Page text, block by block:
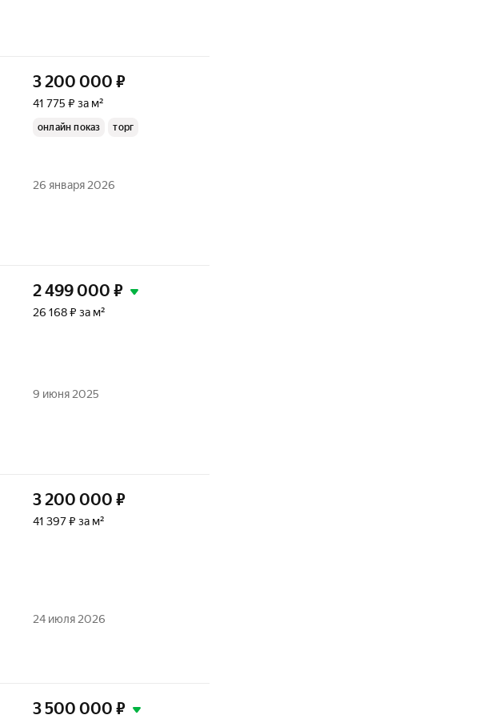
3 200 000 ₽
41 775 ₽ за м²
онлайн показ торг
26 января 2026
2 499 000 ₽
26 168 ₽ за м²
9 июня 2025
3 200 000 ₽
41 397 ₽ за м²
24 июля 2026
3 500 000 ₽